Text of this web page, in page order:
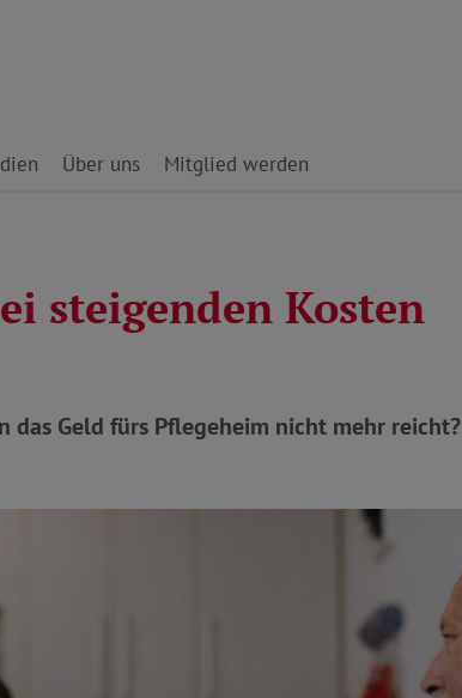
Über uns Mitglied werden
steigenden Kosten
das Geld fürs Pflegeheim nicht mehr reicht?